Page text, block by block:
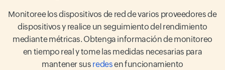
Monitoree los dispositivos de red de varios proveedores de
dispositivos y realice un seguimiento del rendimiento
mediante métricas. Obtenga información de monitoreo
en tiempo real y tome las medidas necesarias para
mantener sus redesen funcionamiento